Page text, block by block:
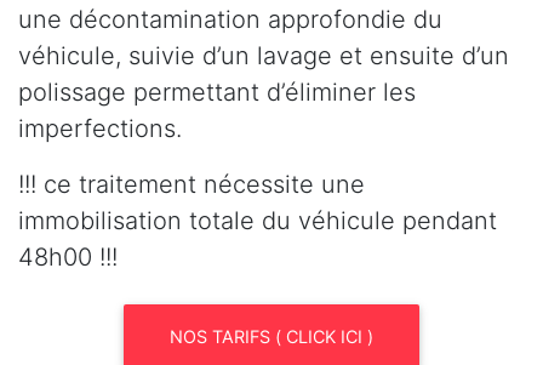
une décontamination approfondie du
véhicule, suivie d’un lavage et ensuite d’un
polissage permettant d’éliminer les
imperfections.
!!! ce traitement nécessite une
immobilisation totale du véhicule pendant
48h00 !!!
NOS TARIFS ( CLICK ICI )